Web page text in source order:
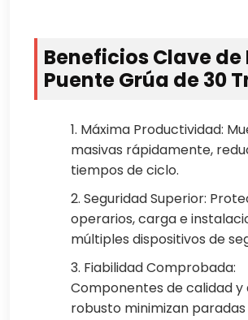
Beneficios Clave de
Puente Grúa de 30
1. Máxima Productividad:
masivas rápidamente,
tiempos de ciclo.
2. Seguridad Superior:
operarios, carga e
múltiples dispositivos de
3. Fiabilidad Comprobada:
Componentes de calidad y
robusto minimizan